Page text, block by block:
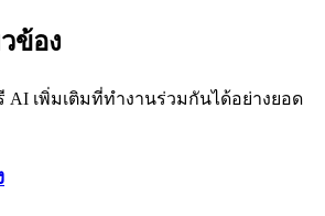
ข้อง
AI เพิ่มเติมที่ทำงานร่วมกันได้อย่างยอด